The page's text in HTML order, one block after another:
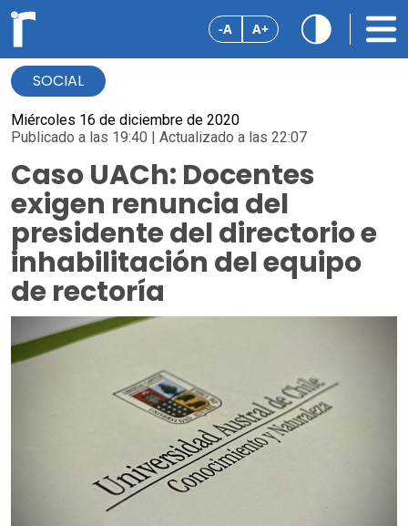
-A A+
SOCIAL
Miércoles 16 de diciembre de 2020
Publicado a las 19:40 | Actualizado a las 22:07
Caso UACh: Docentes
exigen renuncia del
presidente del directorio e
inhabilitación del equipo
de rectoría